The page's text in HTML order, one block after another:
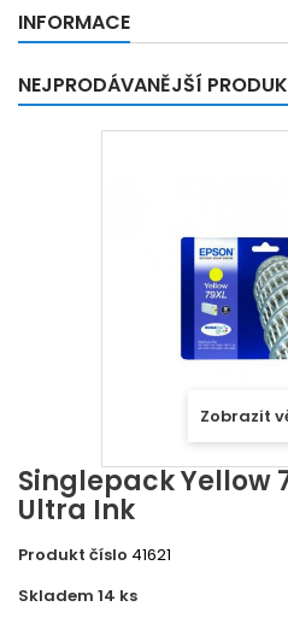
INFORMACE
NEJPRODÁVANĚJŠÍ
Zobrazit
Singlepack Yellow
Ultra Ink
Produkt číslo 41621
Skladem 14 ks